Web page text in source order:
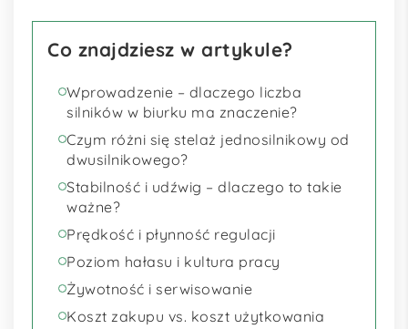
Co znajdziesz w artykule?
Wprowadzenie – dlaczego liczba
silników w biurku ma znaczenie?
Czym różni się stelaż jednosilnikowy od
dwusilnikowego?
Stabilność i udźwig – dlaczego to takie
ważne?
Prędkość i płynność regulacji
Poziom hałasu i kultura pracy
Żywotność i serwisowanie
Koszt zakupu vs. koszt użytkowania